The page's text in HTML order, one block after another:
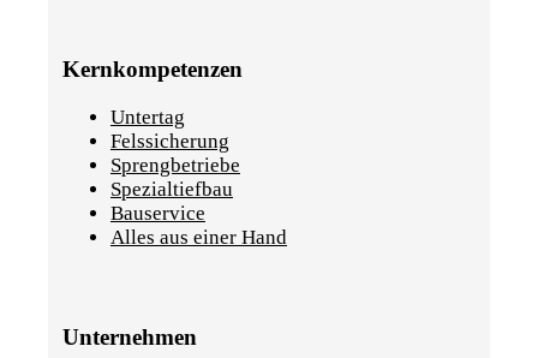
Kernkompetenzen
Untertag
Felssicherung
Sprengbetriebe
Spezialtiefbau
Bauservice
Alles aus einer Hand
Unternehmen